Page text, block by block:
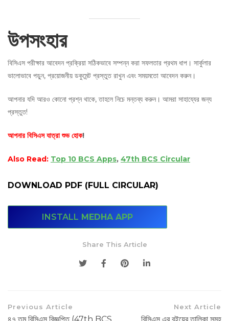
উপসংহার
বিসিএস পরীক্ষার আবেদন প্রক্রিয়া সঠিকভাবে সম্পন্ন করা সফলতার প্রথম ধাপ। সার্কুলার
ভালোভাবে পড়ুন, প্রয়োজনীয় ডকুমেন্ট প্রস্তুত রাখুন এবং সময়মতো আবেদন করুন।
আপনার যদি আরও কোনো প্রশ্ন থাকে, তাহলে নিচে মন্তব্য করুন। আমরা সাহায্যের জন্য
প্রস্তুত!
আপনার বিসিএস যাত্রা শুভ হোক!
Also Read: Top 10 BCS Apps, 47th BCS Circular
DOWNLOAD PDF (FULL CIRCULAR)
INSTALL MEDHA APP
Share This Article
Previous Article Next Article